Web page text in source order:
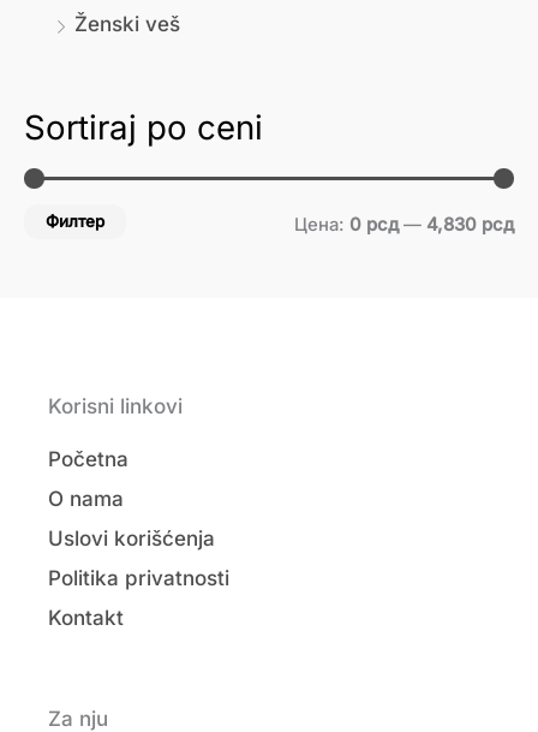
Ženski veš
Sortiraj po ceni
Филтер Цена: 0 рсд— 4,830 рсд
Korisni linkovi
Početna
O nama
Uslovi korišćenja
Politika privatnosti
Kontakt
Za nju